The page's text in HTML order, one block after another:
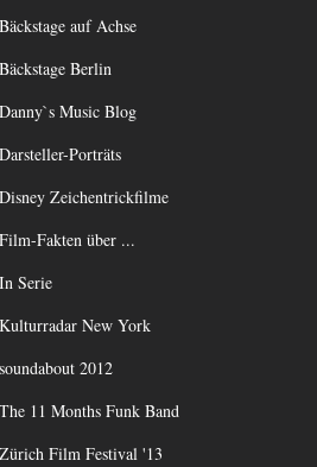
Bäckstage auf Achse
Bäckstage Berlin
Danny`s Music Blog
Darsteller-Porträts
Disney Zeichentrickfilme
Film-Fakten über ...
In Serie
Kulturradar New York
soundabout 2012
The 11 Months Funk Band
Zürich Film Festival '13